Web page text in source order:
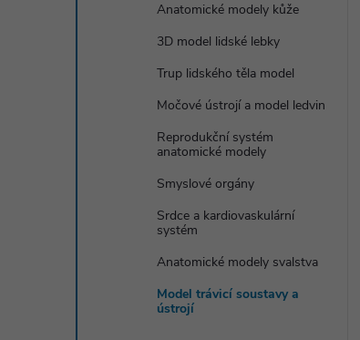
Anatomické modely kůže
3D model lidské lebky
Trup lidského těla model
Močové ústrojí a model ledvin
Reprodukční systém
anatomické modely
Smyslové orgány
Srdce a kardiovaskulární
systém
Anatomické modely svalstva
Model trávicí soustavy a
ústrojí